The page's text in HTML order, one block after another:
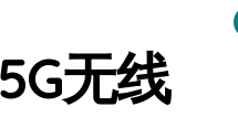
无线